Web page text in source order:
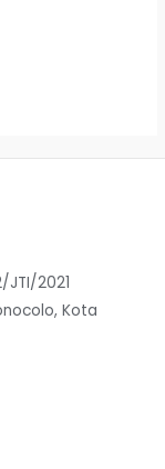
JTI/2021
Kota